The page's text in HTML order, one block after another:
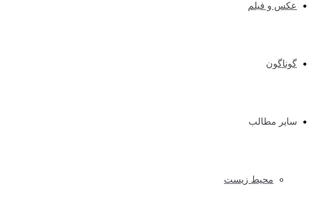
عکس و فیلم
گوناگون
سایر مطالب
محیط زیست